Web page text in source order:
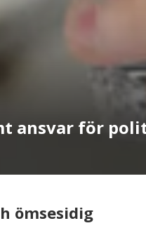
ansvar för
ömsesidig